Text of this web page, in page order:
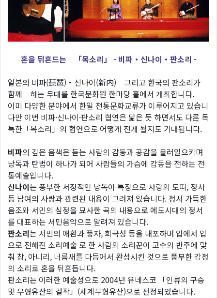
혼을 뒤흔드는 「목소리」 - 비파・신나이・판소리 -
일본의 비파(琵琶)・신나이(新内) 그리고 한국의 판소리가
함께 하는 무대를 한국문화원 한마당 홀에서 개최합니다.
이미 다양한 분야에서 한일 전통문화교류가 이루어지고 있습니
다만 이번 비파·신나이·판소리 협연은 닮은 듯 하면서도 다른 독
특한「목소리」의 협연으로 어떻게 전개 될지도 기대됩니다.
비파의 깊은 음색은 듣는 사람의 감동과 공감을 불러일으키며
낭독과 탄법이 하나가 되어 사람들의 가슴에 감동을 전하는 전
통예술입니다.
신나이는 풍부한 서정적인 낭독이 특징으로 사랑의 도피, 정사
등 남여의 사랑과 관련된 내용이 그려져 있습니다. 정서 가득한
음조와 서민의 심정을 묘사한 곡의 내용으로 에도시대의 정서
를 대표하는 서민음악으로 알려져 있습니다.
판소리는 서민의 애환과 풍자, 희극성 등을 내포하며 입에서 입
으로 전해진 소리예술 로 한 사람의 소리꾼이 고수의 반주에 맞
춰 창, 아니리, 너름새를 다듬어서 완성시킨 것으로 풍부한 감정
의 소리로 혼을 뒤흔듭니다.
판소리는 이러한 예술성으로 2004년 유네스코 「인류의 구승
및 무형유산의 걸작」(세계무형유산)으로 선정되었습니다.